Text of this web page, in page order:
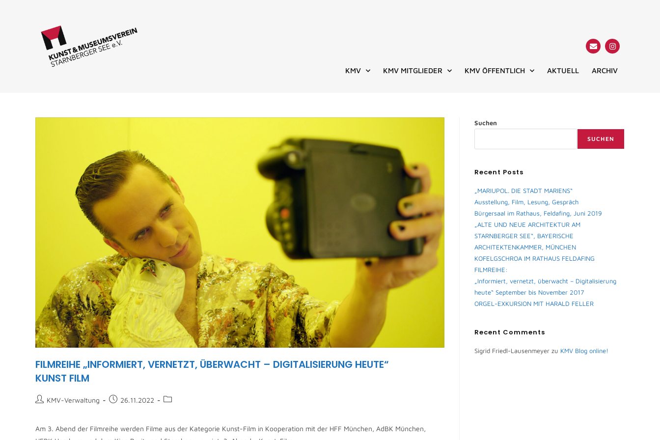
KMV KMV MITGLIEDER KMV ÖFFENTLICH AKTUELL ARCHIV
FILMREIHE „INFORMIERT, VERNETZT, ÜBERWACHT – DIGITALISIERUNG HEUTE“
KUNST FILM
KMV-Verwaltung 26.11.2022
Am 3. Abend der Filmreihe werden Filme aus der Kategorie Kunst-Film in Kooperation mit der HFF München, AdBK München,
Suchen
SUCHEN
Recent Posts
„MARIUPOL. DIE STADT MARIENS“
Ausstellung, Film, Lesung, Gespräch
Bürgersaal im Rathaus, Feldafing, Juni 2019
„ALTE UND NEUE ARCHITEKTUR AM
STARNBERGER SEE“, BAYERISCHE
ARCHITEKTENKAMMER, MÜNCHEN
KOFELGSCHROA IM RATHAUS FELDAFING
FILMREIHE:
„Informiert, vernetzt, überwacht – Digitalisierung
heute“ September bis November 2017
ORGEL-EXKURSION MIT HARALD FELLER
Recent Comments
Sigrid Friedl-Lausenmeyer zu KMV Blog online!